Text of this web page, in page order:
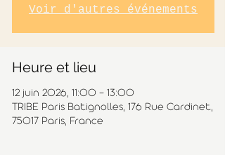
Voir d'autres événements
Heure et lieu
12 juin 2026, 11:00 – 13:00
TRIBE Paris Batignolles, 176 Rue Cardinet,
75017 Paris, France